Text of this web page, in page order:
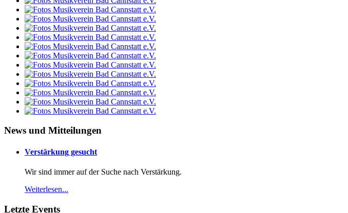
News und Mitteilungen
Verstärkung gesucht
Wir sind immer auf der Suche nach Verstärkung.
Weiterlesen...
Letzte Events